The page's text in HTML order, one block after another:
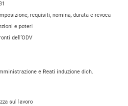
requisiti, nomina, durata e revoca
e poteri
dell’ODV
e Reati induzione dich.
sul lavoro